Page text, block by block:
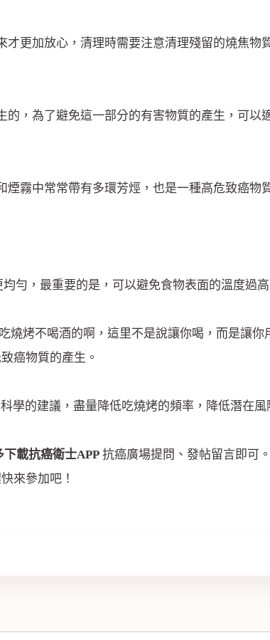
更加放心，清理時需要注意清理殘留的燒焦
，為了避免這一部分的有害物質的產生，可以
霧中常常帶有多環芳烴，也是一種高危致癌物
均勻，最重要的是，可以避免食物表面的溫度過
燒烤不喝酒的啊，這里不是說讓你喝，而是讓你
癌物質的產生。
學的建議，盡量降低吃燒烤的頻率，降低潛在風
下載抗癌衛士APP 抗癌廣場提問、發帖留言即可
來參加吧！